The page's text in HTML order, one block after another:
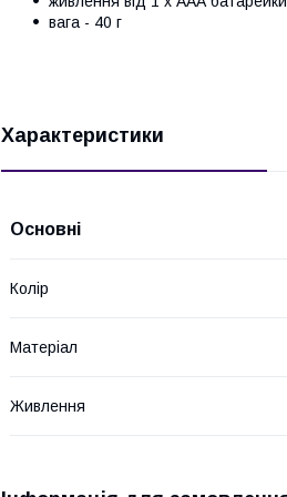
вага - 40 г
Характеристики
Основні
Колір
Матеріал
Живлення